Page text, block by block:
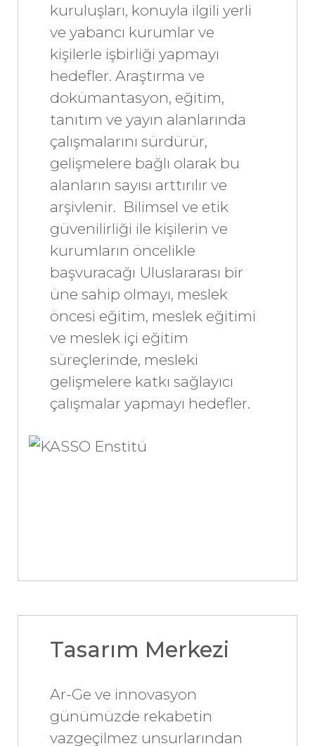
kuruluşları, konuyla ilgili yerli
ve yabancı kurumlar ve
kişilerle işbirliği yapmayı
hedefler. Araştırma ve
dokümantasyon, eğitim,
tanıtım ve yayın alanlarında
çalışmalarını sürdürür,
gelişmelere bağlı olarak bu
alanların sayısı arttırılır ve
arşivlenir. Bilimsel ve etik
güvenilirliği ile kişilerin ve
kurumların öncelikle
başvuracağı Uluslararası bir
üne sahip olmayı, meslek
öncesi eğitim, meslek eğitimi
ve meslek içi eğitim
süreçlerinde, mesleki
gelişmelere katkı sağlayıcı
çalışmalar yapmayı hedefler.
Tasarım Merkezi
Ar-Ge ve innovasyon
günümüzde rekabetin
vazgeçilmez unsurlarından